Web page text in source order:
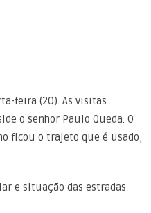
feira (20). As visitas
o senhor Paulo Queda. O
ficou o trajeto que é usado,
e situação das estradas